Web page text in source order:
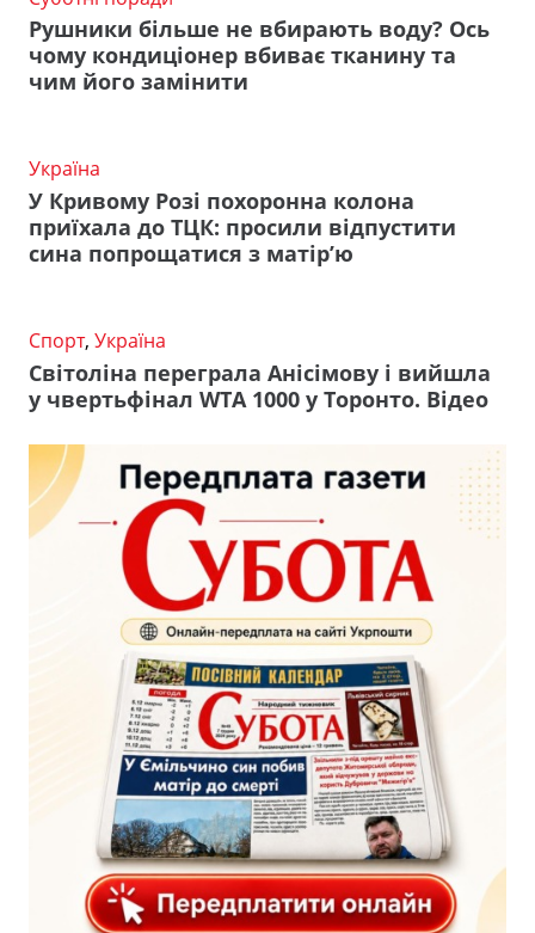
Рушники більше не вбирають воду? Ось
чому кондиціонер вбиває тканину та
чим його замінити
Україна
У Кривому Розі похоронна колона
приїхала до ТЦК: просили відпустити
сина попрощатися з матір’ю
Спорт, Україна
Світоліна переграла Анісімову і вийшла
у чвертьфінал WTA 1000 у Торонто. Відео